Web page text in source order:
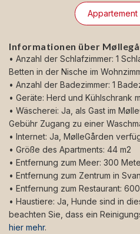
Appartement
Informationen über
• Anzahl der Schlafzimmer: 1
Betten in der Nische im
• Anzahl der Badezimmer: 1
• Geräte: Herd und Kühlschrank
• Wäscherei: Ja, als Gast im
Gebühr Zugang zu einer
• Internet: Ja, MølleGården
• Größe des Apartments: 44 m2
• Entfernung zum Meer: 300
• Entfernung zum Zentrum in
• Entfernung zum Restaurant:
• Haustiere: Ja, Hunde sind in
beachten Sie, dass ein
hier mehr.